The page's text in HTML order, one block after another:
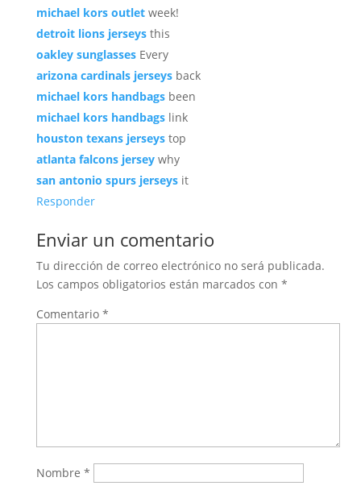
michael kors outletweek!
detroit lions jerseysthis
oakley sunglassesEvery
arizona cardinals jerseysback
michael kors handbagsbeen
michael kors handbagslink
houston texans jerseystop
atlanta falcons jerseywhy
san antonio spurs jerseysit
Responder
Enviar un comentario
Tu dirección de correo electrónico no será publicada.
Los campos obligatorios están marcados con *
Comentario *
Nombre *